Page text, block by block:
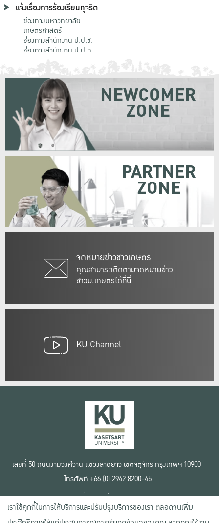
แจ้งเรื่องการร้องเรียนทุจริต
ช่องทางมหาวิทยาลัย
เกษตรศาสตร์
ช่องทางสำนักงาน ป.ป.ช.
ช่องทางสำนักงาน ป.ป.ท.
จดหมายข่าวชาวเกษตร
คุณสามารถติดตามจดหมายข่าว
ชาวม.เกษตรได้ที่นี่
NEWCOMER
ZONE
PARTNER
ZONE
KU Channel
เลขที่ 50 ถนนงามวงศ์วาน แขวงลาดยาว เขตจตุจักร กรุงเทพฯ 10900
โทรศัพท์ +66 (0) 2942 8200-45
เงื่อนไขการใช้งานเว็บไซต์
ข้อตกลงด้านสิทธิ์ใช้งาน
นโยบายความเป็นส่วนตัว
เราใช้คุกกี้ในการให้บริการและปรับปรุงบริการของเรา ตลอดจนเพิ่ม